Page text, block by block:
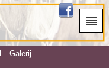
Galerij